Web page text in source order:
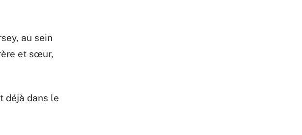
au sein
et sœur,
déjà dans le